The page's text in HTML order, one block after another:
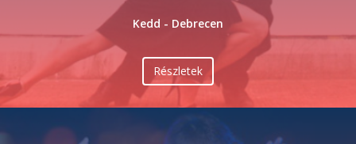
Kedd - Debrecen
Részletek